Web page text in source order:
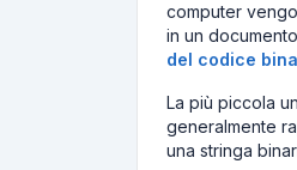
computer
in un
del codice
La più piccola
generalmente
una stringa